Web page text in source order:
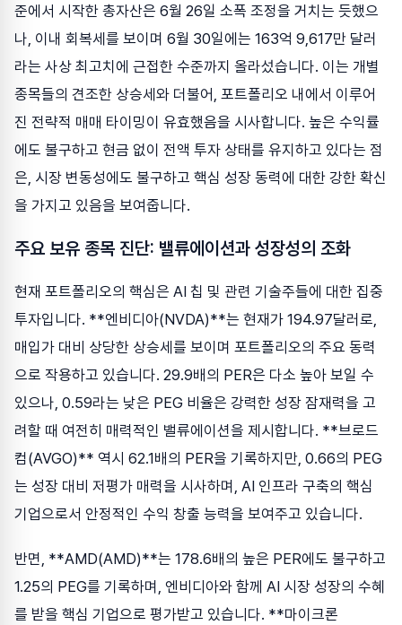
준에서 시작한 총자산은 6월 26일 소폭 조정을 거치는 듯했으
나, 이내 회복세를 보이며 6월 30일에는 163억 9,617만 달러
라는 사상 최고치에 근접한 수준까지 올라섰습니다. 이는 개별
종목들의 견조한 상승세와 더불어, 포트폴리오 내에서 이루어
진 전략적 매매 타이밍이 유효했음을 시사합니다. 높은 수익률
에도 불구하고 현금 없이 전액 투자 상태를 유지하고 있다는 점
은, 시장 변동성에도 불구하고 핵심 성장 동력에 대한 강한 확신
을 가지고 있음을 보여줍니다.
주요 보유 종목 진단: 밸류에이션과 성장성의 조화
현재 포트폴리오의 핵심은 AI 칩 및 관련 기술주들에 대한 집중
투자입니다. **엔비디아(NVDA)**는 현재가 194.97달러로,
매입가 대비 상당한 상승세를 보이며 포트폴리오의 주요 동력
으로 작용하고 있습니다. 29.9배의 PER은 다소 높아 보일 수
있으나, 0.59라는 낮은 PEG 비율은 강력한 성장 잠재력을 고
려할 때 여전히 매력적인 밸류에이션을 제시합니다. **브로드
컴(AVGO)** 역시 62.1배의 PER을 기록하지만, 0.66의 PEG
는 성장 대비 저평가 매력을 시사하며, AI 인프라 구축의 핵심
기업으로서 안정적인 수익 창출 능력을 보여주고 있습니다.
반면, **AMD(AMD)**는 178.6배의 높은 PER에도 불구하고
1.25의 PEG를 기록하며, 엔비디아와 함께 AI 시장 성장의 수혜
를 받을 핵심 기업으로 평가받고 있습니다. **마이크론